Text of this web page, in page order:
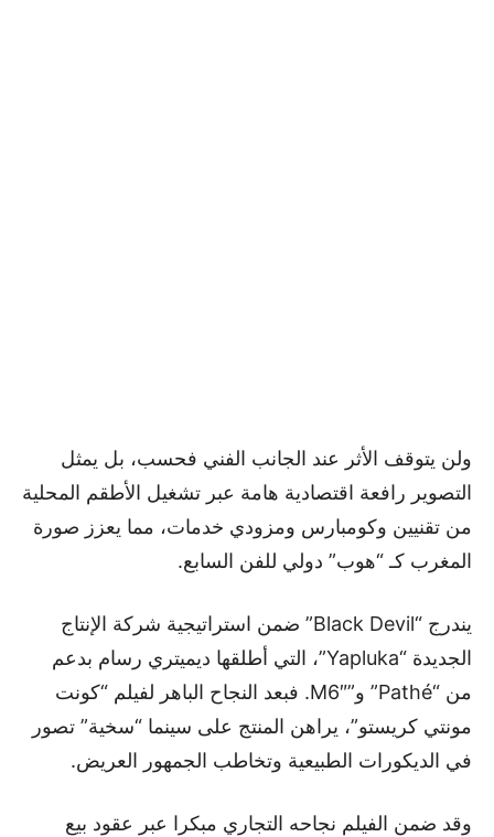
ولن يتوقف الأثر عند الجانب الفني فحسب، بل يمثل
التصوير رافعة اقتصادية هامة عبر تشغيل الأطقم المحلية
من تقنيين وكومبارس ومزودي خدمات، مما يعزز صورة
المغرب كـ “هوب” دولي للفن السابع.
يندرج “Black Devil” ضمن استراتيجية شركة الإنتاج
الجديدة “Yapluka”، التي أطلقها ديميتري رسام بدعم
من “Pathé” و”M6″. فبعد النجاح الباهر لفيلم “كونت
مونتي كريستو”، يراهن المنتج على سينما “سخية” تصور
في الديكورات الطبيعية وتخاطب الجمهور العريض.
وقد ضمن الفيلم نجاحه التجاري مبكرا عبر عقود بيع